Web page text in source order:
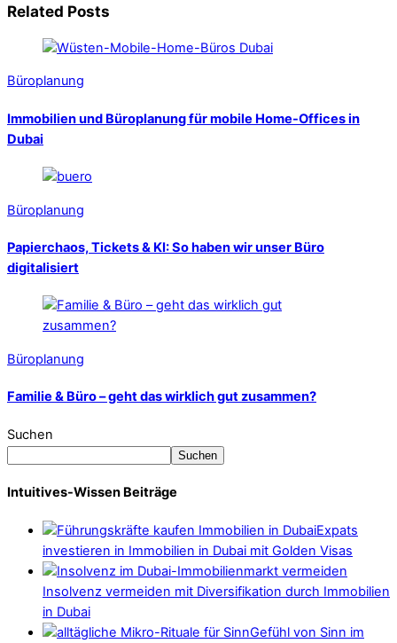
Related Posts
Büroplanung
Immobilien und Büroplanung für mobile Home-Offices in
Dubai
Büroplanung
Papierchaos, Tickets & KI: So haben wir unser Büro
digitalisiert
Büroplanung
Familie & Büro – geht das wirklich gut zusammen?
Suchen
Suchen
Intuitives-Wissen Beiträge
Expats
investieren in Immobilien in Dubai mit Golden Visas
Insolvenz vermeiden mit Diversifikation durch Immobilien
in Dubai
Gefühl von Sinn im